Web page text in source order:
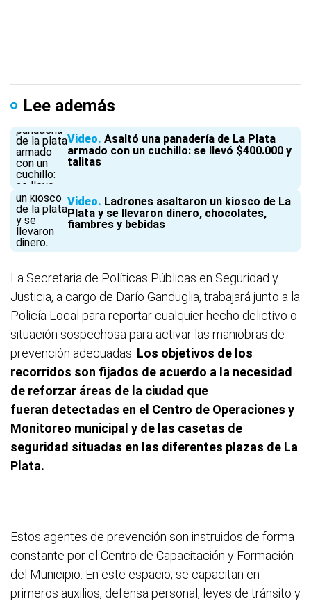
Lee además
Video Asaltó una panadería de La Plata
armado con un cuchillo: se llevó $400.000 y
talitas
Video Ladrones asaltaron un kiosco de La
Plata y se llevaron dinero, chocolates,
fiambres y bebidas
La Secretaria de Políticas Públicas en Seguridad y
Justicia, a cargo de Darío Ganduglia, trabajará junto a la
Policía Local para reportar cualquier hecho delictivo o
situación sospechosa para activar las maniobras de
prevención adecuadas. Los objetivos de los
recorridos son fijados de acuerdo a la necesidad
de reforzar áreas de la ciudad que
fueran detectadas en el Centro de Operaciones y
Monitoreo municipal y de las casetas de
seguridad situadas en las diferentes plazas de La
Plata.
Estos agentes de prevención son instruidos de forma
constante por el Centro de Capacitación y Formación
del Municipio. En este espacio, se capacitan en
primeros auxilios, defensa personal, leyes de tránsito y